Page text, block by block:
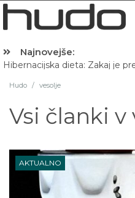
Najnovejše:
Hibernacijska dieta: Zakaj je
Hudo / vesolje
Vsi članki v
AKTUALNO